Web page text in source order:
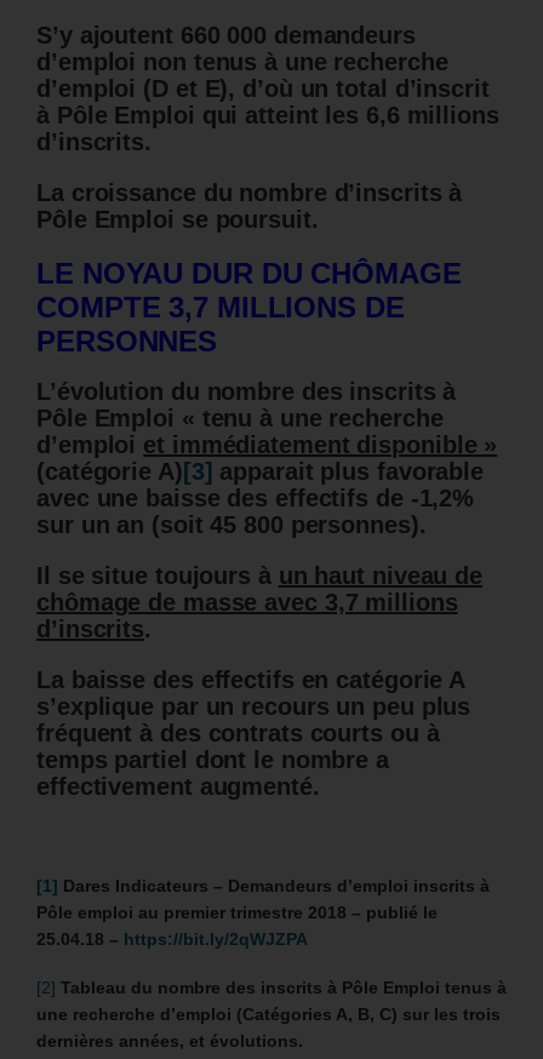
S’y ajoutent 660 000 demandeurs
d’emploi non tenus à une recherche
d’emploi (D et E), d’où un total d’inscrit
à Pôle Emploi qui atteint les 6,6 millions
d’inscrits.
La croissance du nombre d’inscrits à
Pôle Emploi se poursuit.
LE NOYAU DUR DU CHÔMAGE
COMPTE 3,7 MILLIONS DE
PERSONNES
L’évolution du nombre des inscrits à
Pôle Emploi « tenu à une recherche
d’emploi et immédiatement disponible »
(catégorie A) [3] apparait plus favorable
avec une baisse des effectifs de -1,2%
sur un an (soit 45 800 personnes).
Il se situe toujours à un haut niveau de
chômage de masse avec 3,7 millions
d’inscrits.
La baisse des effectifs en catégorie A
s’explique par un recours un peu plus
fréquent à des contrats courts ou à
temps partiel dont le nombre a
effectivement augmenté.
[1] Dares Indicateurs – Demandeurs d’emploi inscrits à
Pôle emploi au premier trimestre 2018 – publié le
25.04.18 – https://bit.ly/2qWJZPA
[2] Tableau du nombre des inscrits à Pôle Emploi tenus à
une recherche d’emploi (Catégories A, B, C) sur les trois
dernières années, et évolutions.